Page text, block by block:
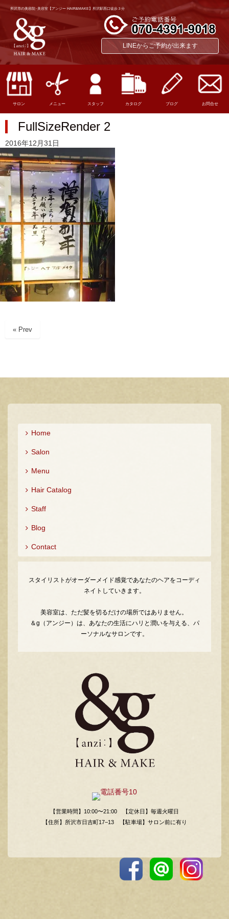
所沢市の美容院･美容室【アンジー HAIR&MAKE】所沢駅西口徒歩３分
LINEからご予約が出来ます
サロン メニュー スタッフ カタログ ブログ お問合せ
FullSizeRender 2
2016年12月31日
« Prev
Home
Salon
Menu
Hair Catalog
Staff
Blog
Contact
スタイリストがオーダーメイド感覚であなたのヘアをコーディ
ネイトしていきます。
美容室は、ただ髪を切るだけの場所ではありません。
＆g（アンジー）は、あなたの生活にハリと潤いを与える、パ
ーソナルなサロンです。
【営業時間】10:00〜21:00
【定休日】毎週火曜日
【住所】所沢市日吉町17−13
【駐車場】サロン前に有り